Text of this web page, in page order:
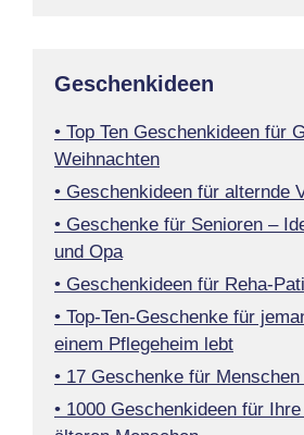
Geschenkideen
• Top Ten Geschenkideen für
Weihnachten
• Geschenkideen für alternde
• Geschenke für Senioren –
und Opa
• Geschenkideen für Reha-
• Top-Ten-Geschenke für
einem Pflegeheim lebt
• 17 Geschenke für
• 1000 Geschenkideen für